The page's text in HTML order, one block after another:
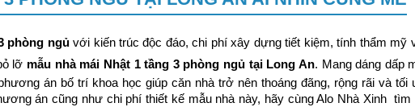
phòng ngủvới kiến trúc độc đáo, chi phí xây dựng tiết kiệm, tính thẩm mỹ
lỡ mẫu nhà mái Nhật 1 tầng 3 phòng ngủ tại Long An. Mang dáng dấp
án bố trí khoa học giúp căn nhà trở nên thoáng đãng, rộng rãi và tối
án cũng như chi phí thiết kế mẫu nhà này, hãy cùng Alo Nhà Xinh tìm